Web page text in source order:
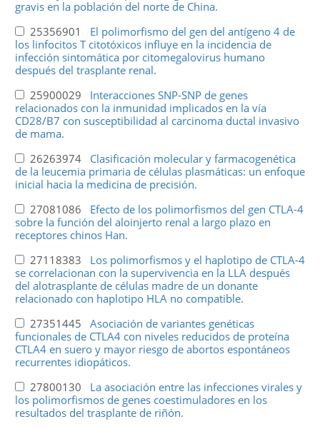
gravis en la población del norte de China.
25356901 El polimorfismo del gen del antígeno 4 de
los linfocitos T citotóxicos influye en la incidencia de
infección sintomática por citomegalovirus humano
después del trasplante renal.
25900029 Interacciones SNP-SNP de genes
relacionados con la inmunidad implicados en la vía
CD28/B7 con susceptibilidad al carcinoma ductal invasivo
de mama.
26263974 Clasificación molecular y farmacogenética
de la leucemia primaria de células plasmáticas: un enfoque
inicial hacia la medicina de precisión.
27081086 Efecto de los polimorfismos del gen CTLA-4
sobre la función del aloinjerto renal a largo plazo en
receptores chinos Han.
27118383 Los polimorfismos y el haplotipo de CTLA-4
se correlacionan con la supervivencia en la LLA después
del alotrasplante de células madre de un donante
relacionado con haplotipo HLA no compatible.
27351445 Asociación de variantes genéticas
funcionales de CTLA4 con niveles reducidos de proteína
CTLA4 en suero y mayor riesgo de abortos espontáneos
recurrentes idiopáticos.
27800130 La asociación entre las infecciones virales y
los polimorfismos de genes coestimuladores en los
resultados del trasplante de riñón.